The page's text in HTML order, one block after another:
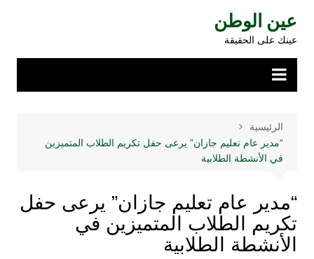
المحتوى
عين الوطن
عينك على الحقيقة
الرئيسية
“مدير عام تعليم جازان” يرعى حفل تكريم الطلاب المتميزين
في الأنشطة الطلابية
“مدير عام تعليم جازان” يرعى حفل
تكريم الطلاب المتميزين في
الأنشطة الطلابية